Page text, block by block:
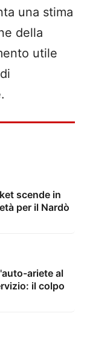
una stima
della
utile
scende in
per il Nardò
ariete al
il colpo